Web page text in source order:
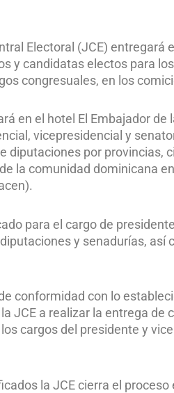
Electoral (JCE)
y candidatas electos para
congresuales, en los
en el hotel El Embajador
vicepresidencial y
diputaciones por provincias,
la comunidad dominicana
para el cargo de
y senadurías, así
conformidad con lo
JCE a realizar la entrega
cargos del presidente y
la JCE cierra el